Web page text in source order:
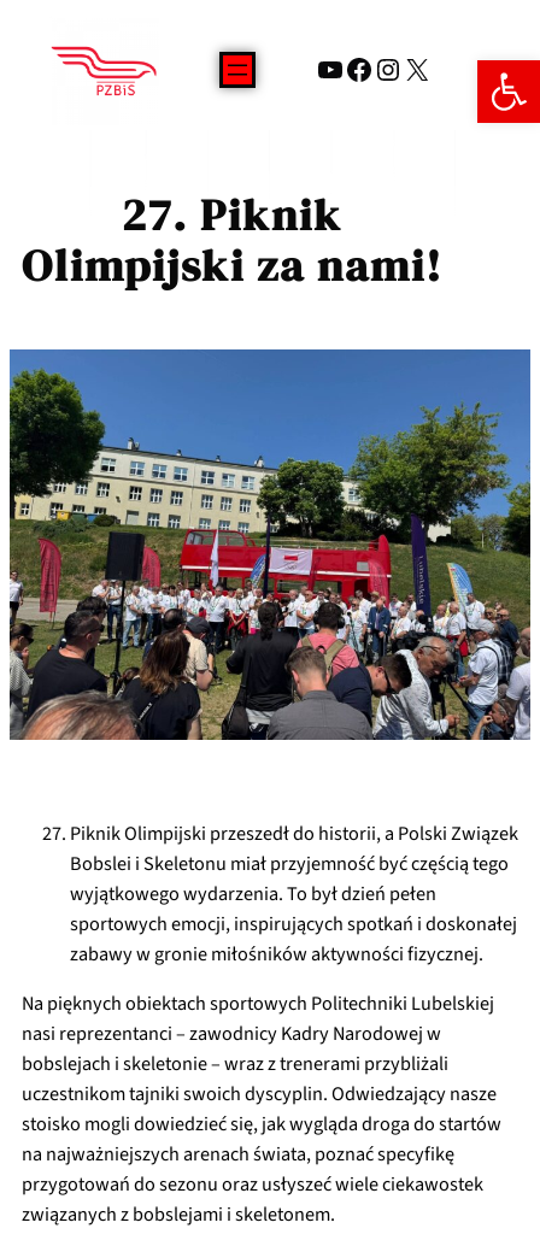
27. Piknik
Olimpijski za nami!
Piknik Olimpijski przeszedł do historii, a Polski Związek
Bobslei i Skeletonu miał przyjemność być częścią tego
wyjątkowego wydarzenia. To był dzień pełen
sportowych emocji, inspirujących spotkań i doskonałej
zabawy w gronie miłośników aktywności fizycznej.
Na pięknych obiektach sportowych Politechniki Lubelskiej
nasi reprezentanci – zawodnicy Kadry Narodowej w
bobslejach i skeletonie – wraz z trenerami przybliżali
uczestnikom tajniki swoich dyscyplin. Odwiedzający nasze
stoisko mogli dowiedzieć się, jak wygląda droga do startów
na najważniejszych arenach świata, poznać specyfikę
przygotowań do sezonu oraz usłyszeć wiele ciekawostek
związanych z bobslejami i skeletonem.